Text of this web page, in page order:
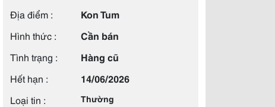
Địa điểm :
Kon Tum
Hình thức :
Cần bán
Tình trạng :
Hàng cũ
Hết hạn :
14/06/2026
Loại tin :
Thường